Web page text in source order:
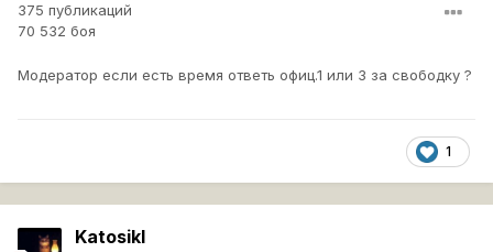
375 публикаций
70 532 боя
Модератор если есть время ответь офиц.1 или 3 за свободку ?
1
Katosikl